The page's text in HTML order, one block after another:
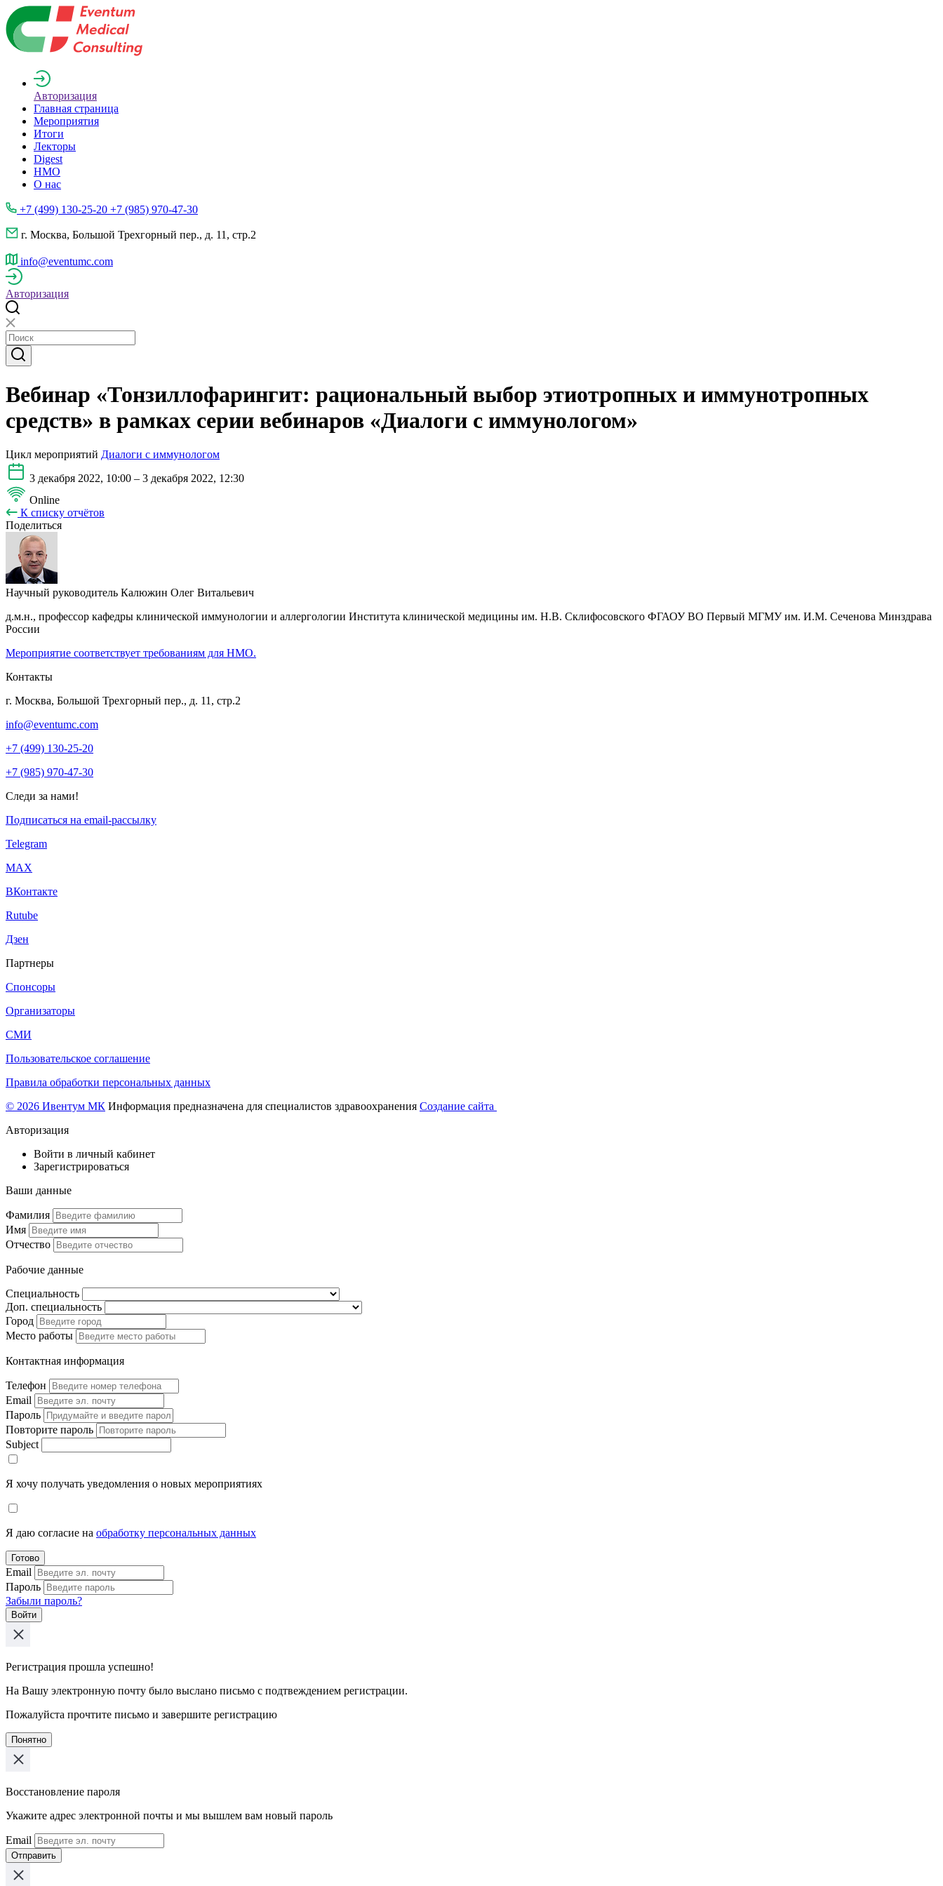
Авторизация
Главная страница
Мероприятия
Итоги
Лекторы
Digest
НМО
О нас
+7 (499) 130-25-20 +7 (985) 970-47-30
г. Москва, Большой Трехгорный пер., д. 11, стр.2
info@eventumc.com
Авторизация
Вебинар «Тонзиллофарингит: рациональный выбор этиотропных и иммунотропных
средств» в рамках серии вебинаров «Диалоги с иммунологом»
Цикл мероприятий Диалоги с иммунологом
3 декабря 2022, 10:00 – 3 декабря 2022, 12:30
Online
К списку отчётов
Поделиться
Научный руководитель Калюжин Олег Витальевич
д.м.н., профессор кафедры клинической иммунологии и аллергологии Института клинической медицины им. Н.В. Склифосовского ФГАОУ ВО Первый МГМУ им. И.М. Сеченова Минздрава
России
Мероприятие соответствует требованиям для НМО.
Контакты
г. Москва, Большой Трехгорный пер., д. 11, стр.2
info@eventumc.com
+7 (499) 130-25-20
+7 (985) 970-47-30
Следи за нами!
Подписаться на email-рассылку
Telegram
МАХ
ВКонтакте
Rutube
Дзен
Партнеры
Спонсоры
Организаторы
СМИ
Пользовательское соглашение
Правила обработки персональных данных
© 2026 Ивентум МК Информация предназначена для специалистов здравоохранения Создание сайта
Авторизация
Войти в личный кабинет
Зарегистрироваться
Ваши данные
Фамилия
Имя
Отчество
Рабочие данные
Специальность
Доп. специальность
Город
Место работы
Контактная информация
Телефон
Email
Пароль
Повторите пароль
Subject
Я хочу получать уведомления о новых мероприятиях
Я даю согласие на обработку персональных данных
Готово
Email
Пароль
Забыли пароль?
Войти
Регистрация прошла успешно!
На Вашу электронную почту было выслано письмо с подтвеждением регистрации.
Пожалуйста прочтите письмо и завершите регистрацию
Понятно
Восстановление пароля
Укажите адрес электронной почты и мы вышлем вам новый пароль
Email
Отправить